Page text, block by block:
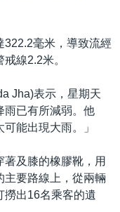
322.2毫米，導致流經
線2.2米。
Jha)表示，星期天
雨已有所減弱。他
能出現大雨。」
及膝的橡膠靴，用
主要路線上，從兩輛
撈出16名乘客的遺